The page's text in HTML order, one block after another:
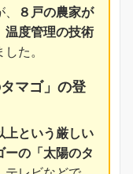
８戸の農家が
温度管理の技術
た。
マゴ」の登
上という厳しい
ーの「太陽のタ